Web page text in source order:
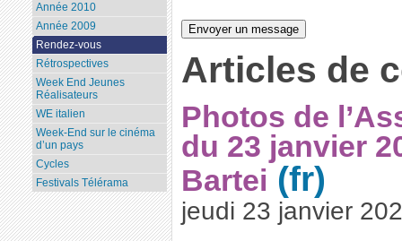
Articles de
Photos de
du 23 janvier
Bartei
jeudi 23 janvier
Année 2010
Année 2009
Rendez-vous
Rétrospectives
Week End Jeunes
Réalisateurs
WE italien
Week-End sur le cinéma
d’un pays
Cycles
Festivals Télérama